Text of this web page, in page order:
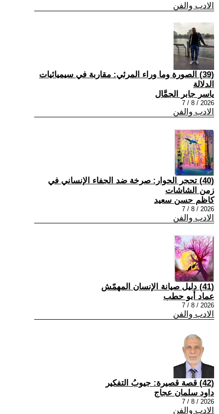
الادب والفن
(39) الصورة وما وراء المرئي: مقاربة في سيميائيات
الدلالة
ياسر جابر الجمَّال
2026 / 8 / 7
الادب والفن
(40) تحجر الحوار: صرخة ضد الجفاء الإنساني في
زمن الشاشات
كاظم حسن سعيد
2026 / 8 / 7
الادب والفن
(41) دليل صيانة الإنسان المهمّش
عماد أبو حطب
2026 / 8 / 7
الادب والفن
(42) قصة قصيرة: جيوبُ التفكير
داود سلمان عجاج
2026 / 8 / 7
الادب والفن